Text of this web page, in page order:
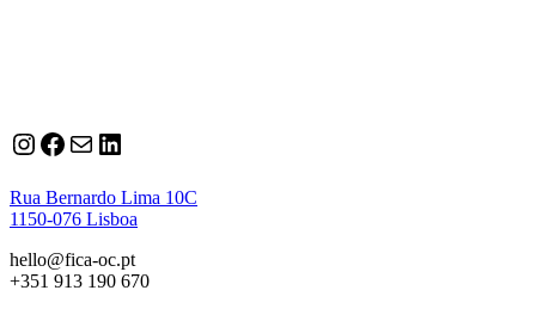
Instagram
Facebook
Correio
LinkedIn
Rua Bernardo Lima 10C
1150-076 Lisboa
hello@fica-oc.pt
+351 913 190 670